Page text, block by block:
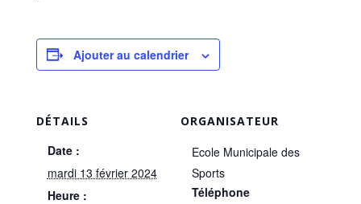
Ajouter au calendrier
DÉTAILS
Date :
mardi 13 février 2024
Heure :
ORGANISATEUR
Ecole Municipale des
Sports
Téléphone